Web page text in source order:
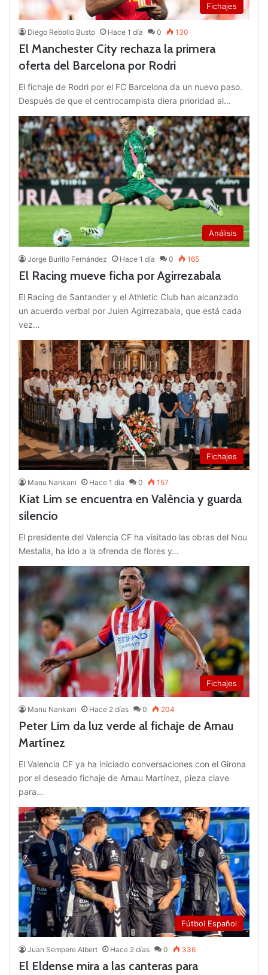
Fichajes
Diego Rebollo Busto Hace 1 día 0 130
El Manchester City rechaza la primera
oferta del Barcelona por Rodri
El fichaje de Rodri por el FC Barcelona da un nuevo paso.
Después de que el centrocampista diera prioridad al…
Análisis
Jorge Burillo Fernández Hace 1 día 0 165
El Racing mueve ficha por Agirrezabala
El Racing de Santander y el Athletic Club han alcanzado
un acuerdo verbal por Julen Agirrezabala, que está cada
vez…
Fichajes
Manu Nankani Hace 1 día 0 157
Kiat Lim se encuentra en València y guarda
silencio
El presidente del Valencia CF ha visitado las obras del Nou
Mestalla, ha ido a la ofrenda de flores y…
Fichajes
Manu Nankani Hace 2 días 0 204
Peter Lim da luz verde al fichaje de Arnau
Martínez
El Valencia CF ya ha iniciado conversaciones con el Girona
por el deseado fichaje de Arnau Martínez, pieza clave
para…
Fútbol Español
Juan Sempere Albert Hace 2 días 0 336
El Eldense mira a las canteras para